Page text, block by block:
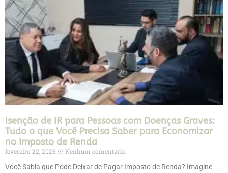
Isenção de IR para Pessoas com Doenças Graves:
Tudo o que Você Precisa Saber para Economizar
no Imposto de Renda
fevereiro 22, 2025
Nenhum comentário
Você Sabia que Pode Deixar de Pagar Imposto de Renda? Imagine